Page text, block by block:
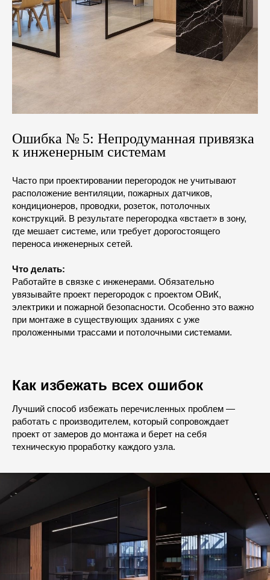
Ошибка № 5: Непродуманная привязка
к инженерным системам
Часто при проектировании перегородок не учитывают
расположение вентиляции, пожарных датчиков,
кондиционеров, проводки, розеток, потолочных
конструкций. В результате перегородка «встает» в зону,
где мешает системе, или требует дорогостоящего
переноса инженерных сетей.
Что делать:
Работайте в связке с инженерами. Обязательно
увязывайте проект перегородок с проектом ОВиК,
электрики и пожарной безопасности. Особенно это важно
при монтаже в существующих зданиях с уже
проложенными трассами и потолочными системами.
Как избежать всех ошибок
Лучший способ избежать перечисленных проблем —
работать с производителем, который сопровождает
проект от замеров до монтажа и берет на себя
техническую проработку каждого узла.